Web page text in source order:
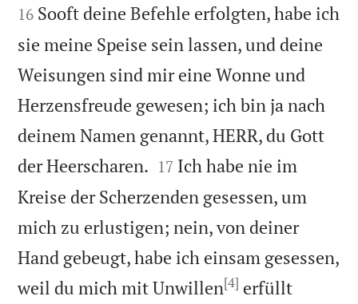
16 Sooft deine Befehle erfolgten, habe ich
sie meine Speise sein lassen, und deine
Weisungen sind mir eine Wonne und
Herzensfreude gewesen; ich bin ja nach
deinem Namen genannt, HERR, du Gott
der Heerscharen. 

17 Ich habe nie im
Kreise der Scherzenden gesessen, um
mich zu erlustigen; nein, von deiner
Hand gebeugt, habe ich einsam gesessen,
weil du mich mit Unwillen[4] erfüllt